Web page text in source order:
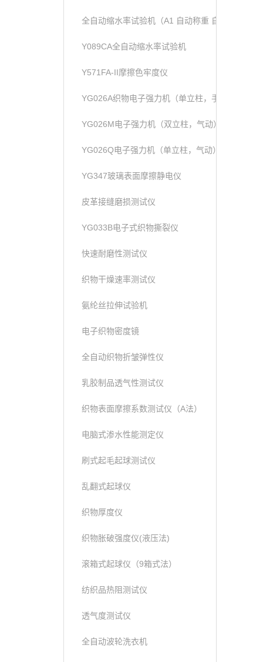
全自动缩水率试验机（A1 自动称重 自动加液））
Y089CA全自动缩水率试验机
Y571FA-II摩擦色牢度仪
YG026A织物电子强力机（单立柱，手动）
YG026M电子强力机（双立柱，气动）
YG026Q电子强力机（单立柱，气动）
YG347玻璃表面摩擦静电仪
皮革接缝磨损测试仪
YG033B电子式织物撕裂仪
快速耐磨性测试仪
织物干燥速率测试仪
氨纶丝拉伸试验机
电子织物密度镜
全自动织物折皱弹性仪
乳胶制品透气性测试仪
织物表面摩擦系数测试仪（A法）
电脑式渗水性能测定仪
刷式起毛起球测试仪
乱翻式起球仪
织物厚度仪
织物胀破强度仪(液压法)
滚箱式起球仪（9箱式法）
纺织品热阻测试仪
透气度测试仪
全自动波轮洗衣机